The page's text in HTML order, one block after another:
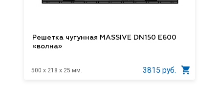
Решетка чугунная MASSIVE DN150 E600
«волна»
500 x 218 x 25 мм. 3815 руб.